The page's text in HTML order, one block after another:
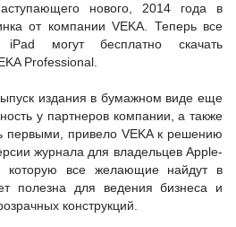
нового, 2014 года в
от компании VEKA. Теперь все
могут бесплатно скачать
Professional.
издания в бумажном виде еще
у партнеров компании, а также
первыми, привело VEKA к решению
журнала для владельцев Apple-
которую все желающие найдут в
полезна для ведения бизнеса и
конструкций.